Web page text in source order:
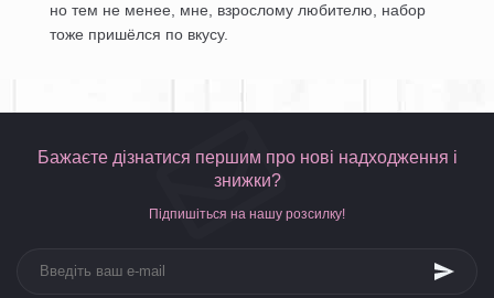
но тем не менее, мне, взрослому любителю, набор
тоже пришёлся по вкусу.
Бажаєте дізнатися першим про нові надходження і
знижки?
Підпишіться на нашу розсилку!